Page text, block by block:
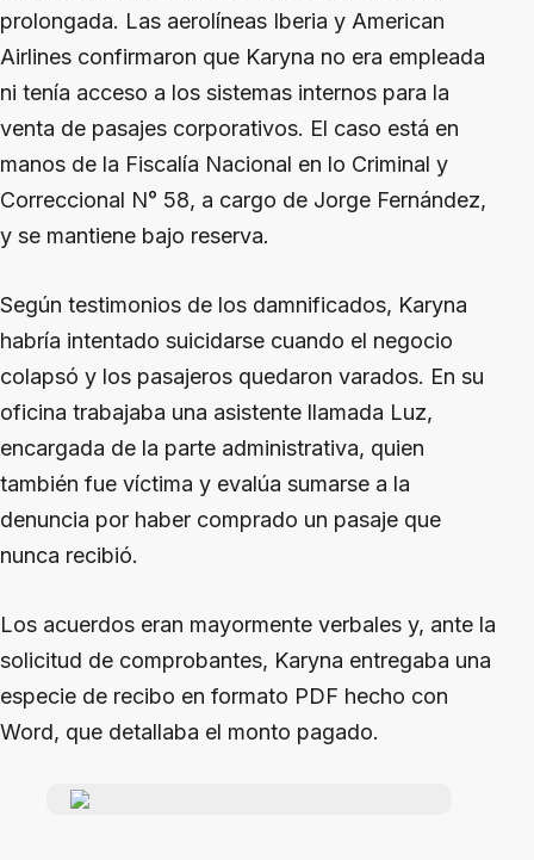
prolongada. Las aerolíneas Iberia y American
Airlines confirmaron que Karyna no era empleada
ni tenía acceso a los sistemas internos para la
venta de pasajes corporativos. El caso está en
manos de la Fiscalía Nacional en lo Criminal y
Correccional N° 58, a cargo de Jorge Fernández,
y se mantiene bajo reserva.
Según testimonios de los damnificados, Karyna
habría intentado suicidarse cuando el negocio
colapsó y los pasajeros quedaron varados. En su
oficina trabajaba una asistente llamada Luz,
encargada de la parte administrativa, quien
también fue víctima y evalúa sumarse a la
denuncia por haber comprado un pasaje que
nunca recibió.
Los acuerdos eran mayormente verbales y, ante la
solicitud de comprobantes, Karyna entregaba una
especie de recibo en formato PDF hecho con
Word, que detallaba el monto pagado.